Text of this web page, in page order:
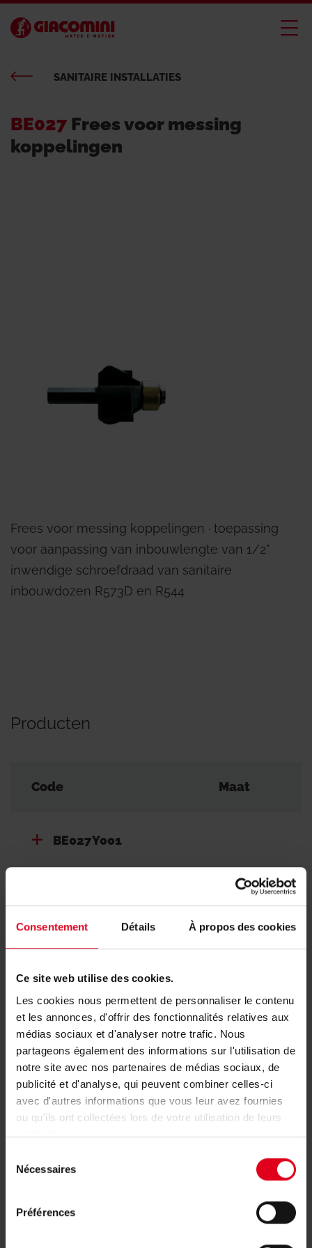
Consentement Détails À propos des cookies
Ce site web utilise des cookies.
Les cookies nous permettent de personnaliser le contenu
et les annonces, d'offrir des fonctionnalités relatives aux
médias sociaux et d'analyser notre trafic. Nous
partageons également des informations sur l'utilisation de
notre site avec nos partenaires de médias sociaux, de
publicité et d'analyse, qui peuvent combiner celles-ci
avec d'autres informations que vous leur avez fournies
ou qu'ils ont collectées lors de votre utilisation de leurs
services.
Nécessaires
Préférences
SANITAIRE INSTALLATIES
BE027 Frees voor messing
koppelingen
Frees voor messing koppelingen ∙ toepassing
voor aanpassing van inbouwlengte van 1/2"
inwendige schroefdraad van sanitaire
inbouwdozen R573D en R544
Producten
Code Maat
BE027Y001
Hulp nodig met het artikel BE027?
Voor meer informatie kunt u contact opnemen
met de groothandel of de vertegenwoordiger
van uw regio.
Uw vertegenwoordiger vinden